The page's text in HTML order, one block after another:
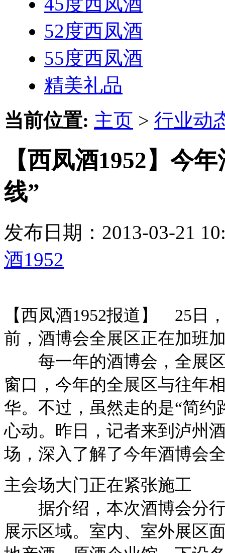
52度西凤酒
55度西凤酒
精美礼品
当前位置: 主页 > 行业动
【西凤酒1952】今
线”
发布日期：2013-03-21
酒1952
【西凤酒1952报道】 25日
前，酒博会全展区正在加班
每一年的酒博会，全展区
窗口，今年的全展区与往年
华。不过，虽然走的是“简
心动。昨日，记者来到泸州
场，深入了解了今年酒博会
主会场大门正在紧张施工
据介绍，本次酒博会分行
展示区域。室内、室外展区